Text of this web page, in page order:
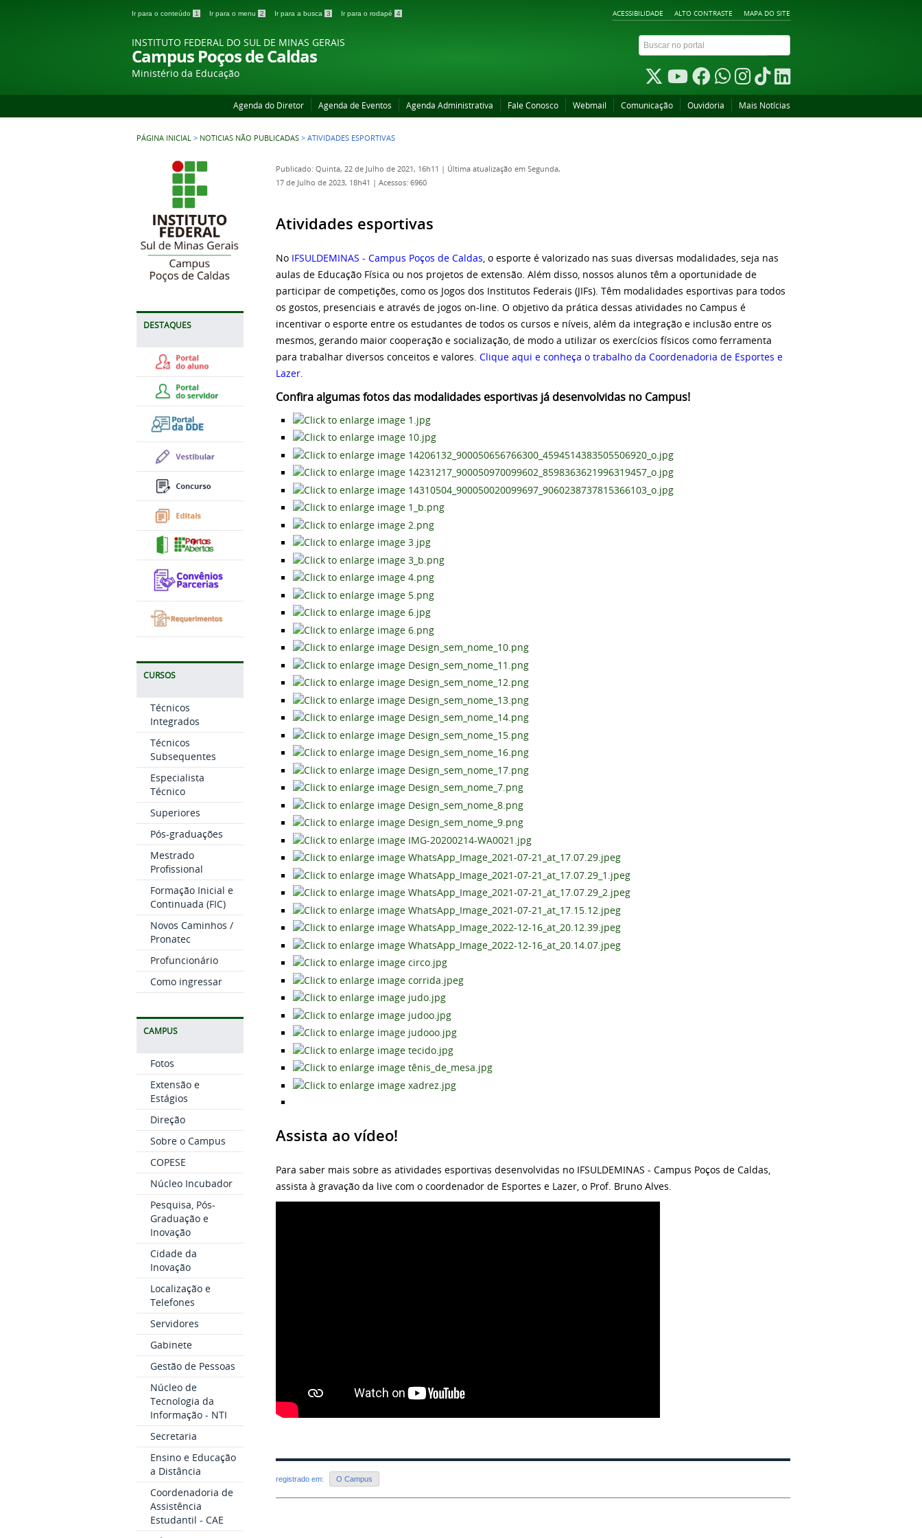
Ir para o conteúdo 1 Ir para o menu 2 Ir para a busca 3 Ir para o rodapé 4 ACESSIBILIDADE ALTO CONTRASTE MAPA DO SITE
INSTITUTO FEDERAL DO SUL DE MINAS GERAIS
Campus Poços de Caldas
Ministério da Educação
Agenda do Diretor Agenda de Eventos Agenda Administrativa Fale Conosco Webmail Comunicação Ouvidoria Mais Notícias
PÁGINA INICIAL > NOTICIAS NÃO PUBLICADAS > ATIVIDADES ESPORTIVAS
DESTAQUES
CURSOS
Técnicos
Integrados
Técnicos
Subsequentes
Especialista
Técnico
Superiores
Pós-graduações
Mestrado
Profissional
Formação Inicial e
Continuada (FIC)
Novos Caminhos /
Pronatec
Profuncionário
Como ingressar
CAMPUS
Fotos
Extensão e
Estágios
Direção
Sobre o Campus
COPESE
Núcleo Incubador
Pesquisa, Pós-
Graduação e
Inovação
Cidade da
Inovação
Localização e
Telefones
Servidores
Gabinete
Gestão de Pessoas
Núcleo de
Tecnologia da
Informação - NTI
Secretaria
Ensino e Educação
a Distância
Coordenadoria de
Assistência
Estudantil - CAE
Publicado: Quinta, 22 de Julho de 2021, 16h11 | Última atualização em Segunda,
17 de Julho de 2023, 18h41 | Acessos: 6960
Atividades esportivas
No IFSULDEMINAS - Campus Poços de Caldas, o esporte é valorizado nas suas diversas modalidades, seja nas
aulas de Educação Física ou nos projetos de extensão. Além disso, nossos alunos têm a oportunidade de
participar de competições, como os Jogos dos Institutos Federais (JIFs). Têm modalidades esportivas para todos
os gostos, presenciais e através de jogos on-line. O objetivo da prática dessas atividades no Campus é
incentivar o esporte entre os estudantes de todos os cursos e níveis, além da integração e inclusão entre os
mesmos, gerando maior cooperação e socialização, de modo a utilizar os exercícios físicos como ferramenta
para trabalhar diversos conceitos e valores. Clique aqui e conheça o trabalho da Coordenadoria de Esportes e
Lazer.
Confira algumas fotos das modalidades esportivas já desenvolvidas no Campus!
Assista ao vídeo!
Para saber mais sobre as atividades esportivas desenvolvidas no IFSULDEMINAS - Campus Poços de Caldas,
assista à gravação da live com o coordenador de Esportes e Lazer, o Prof. Bruno Alves.
registrado em: O Campus